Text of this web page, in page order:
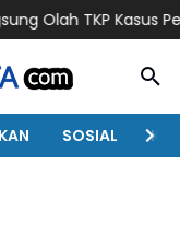
Penganiayaan
SOSIAL